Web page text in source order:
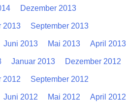
Dezember 2013
2013 September 2013
Juni 2013 Mai 2013 April 2013
Januar 2013 Dezember 2012
2012 September 2012
Juni 2012 Mai 2012 April 2012